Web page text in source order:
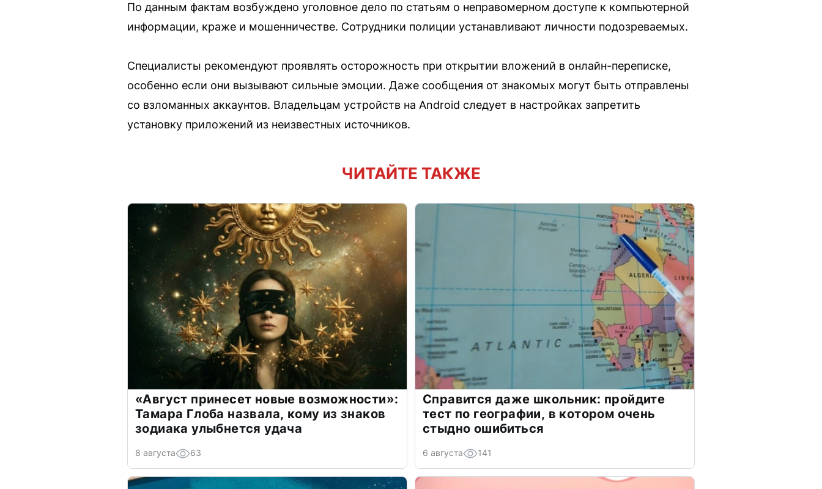
По данным фактам возбуждено уголовное дело по статьям о неправомерном доступе к компьютерной
информации, краже и мошенничестве. Сотрудники полиции устанавливают личности подозреваемых.
Специалисты рекомендуют проявлять осторожность при открытии вложений в онлайн-переписке,
особенно если они вызывают сильные эмоции. Даже сообщения от знакомых могут быть отправлены
со взломанных аккаунтов. Владельцам устройств на Android следует в настройках запретить
установку приложений из неизвестных источников.
ЧИТАЙТЕ ТАКЖЕ
«Август принесет новые возможности»:
Тамара Глоба назвала, кому из знаков
зодиака улыбнется удача
8 августа 63
Справится даже школьник: пройдите
тест по географии, в котором очень
стыдно ошибиться
6 августа 141